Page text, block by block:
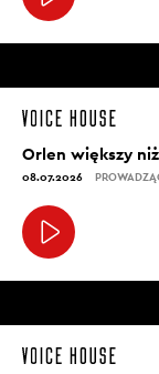
Orlen większy
08.07.2026